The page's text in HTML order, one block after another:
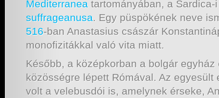
Mediterranea tartományában, a Sardica-
suffrageanusa. Egy püspökének neve
516-ban Anastasius császár
monofizitákkal való vita miatt.
Később, a középkorban a bolgár
közösségre lépett Rómával. Az egyesült
volt a velebusdói is, amelynek érseke,